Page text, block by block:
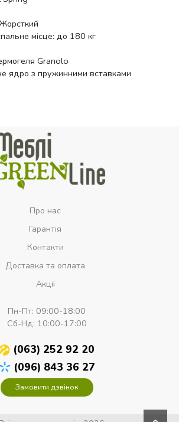
місце: до 180 кг
Granolo
ядро з пружинними вставками
Про нас
Гарантія
Контакти
Доставка та оплата
Акції
Пн-Пт: 09:00-18:00
Сб-Нд: 10:00-17:00
(063) 252 92 20
(096) 843 36 27
Замовити дзвінок
›